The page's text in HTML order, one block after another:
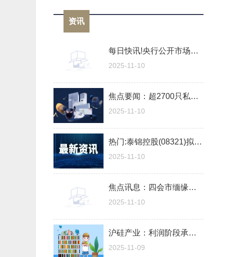
资讯
每日快讯!央行公开市场开展1199亿元7天期逆回购操作
2025-11-10
焦点要闻：超2700只私募净值新高 增量资金持续入场
2025-11-10
热门:泰锦控股(08321)拟折让约24.53%发行1.6亿股及配售最多1.3亿股 净筹约5600万港元
2025-11-10
焦点讯息：四会市缅缘阿钟翡翠珠宝店（个体工商户）成立 注册资本0.1万人民币
2025-11-10
沪硅产业：利润阶段承压，300mm硅片以量补价|每日精选
2025-11-09